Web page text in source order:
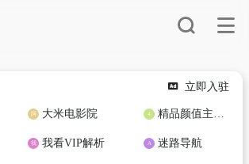
立即入驻
大米电影院 精品颜值主播定制
我看VIP解析 迷路导航